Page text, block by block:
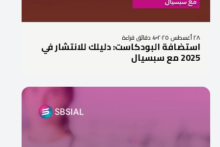
٢٨ أغسطس ٢٠٢٥ 4 دقائق قراءة
استضافة البودكاست: دليلك للانتشار في
2025 مع سبسيال